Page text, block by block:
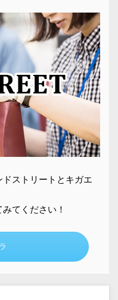
ストリートとキガエ
てください！